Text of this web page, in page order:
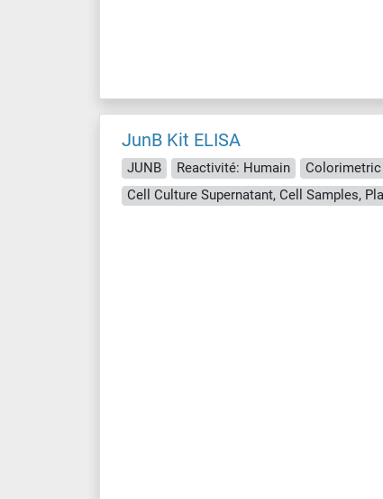
JunB Kit ELISA
JUNB Reactivité: Humain Colorimetric
Cell Culture Supernatant, Cell Samples,